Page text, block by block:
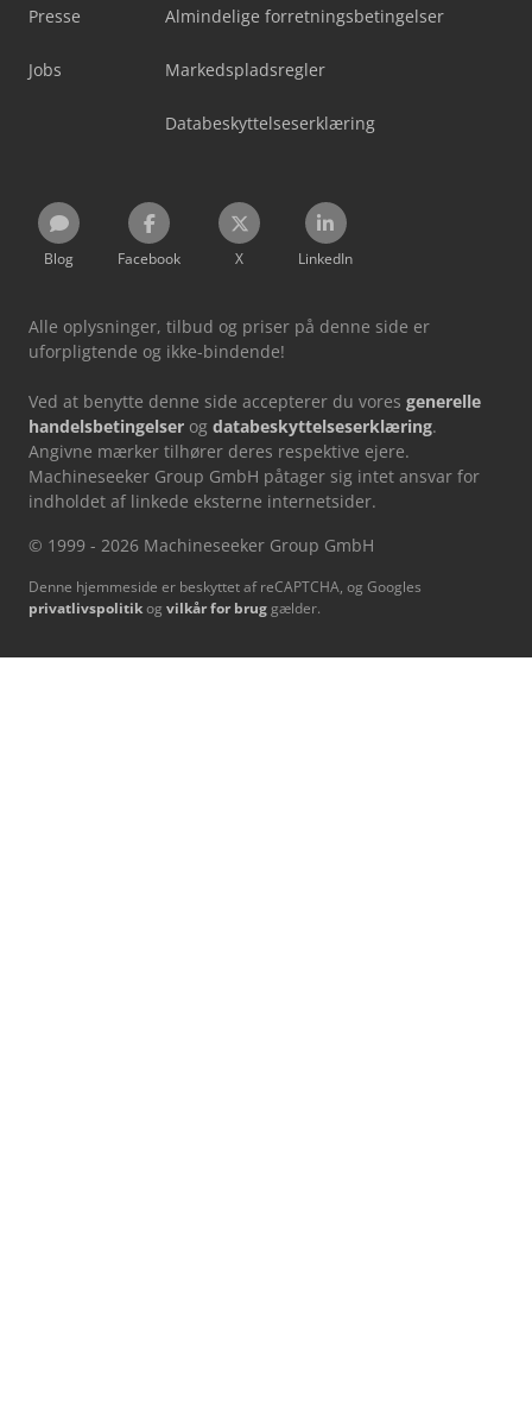
Presse
Jobs
Almindelige forretningsbetingelser
Markedspladsregler
Databeskyttelseserklæring
Blog Facebook X LinkedIn
Alle oplysninger, tilbud og priser på denne side er
uforpligtende og ikke-bindende!
Ved at benytte denne side accepterer du vores generelle
handelsbetingelser og databeskyttelseserklæring.
Angivne mærker tilhører deres respektive ejere.
Machineseeker Group GmbH påtager sig intet ansvar for
indholdet af linkede eksterne internetsider.
© 1999 - 2026 Machineseeker Group GmbH
Denne hjemmeside er beskyttet af reCAPTCHA, og Googles
privatlivspolitikog vilkår for brug gælder.